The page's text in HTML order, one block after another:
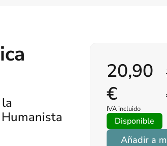
20,90
€
IVA incluido
Disponible
Añadir a